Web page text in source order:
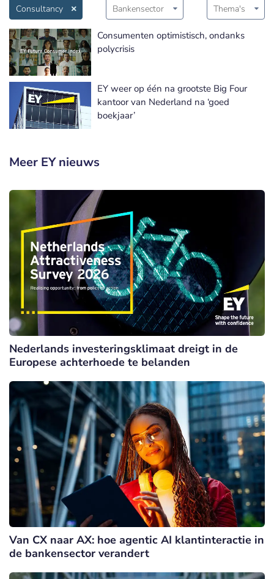
Consultancy Bankensector Thema's
Consumenten optimistisch, ondanks
polycrisis
EY weer op één na grootste Big Four
kantoor van Nederland na ‘goed
boekjaar’
Meer EY nieuws
Nederlands investeringsklimaat dreigt in de
Europese achterhoede te belanden
Van CX naar AX: hoe agentic AI klantinteractie in
de bankensector verandert